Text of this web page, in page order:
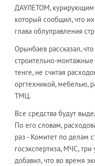
ДАУЛЕТОМ, курирующим
который сообщил, что
глава облуправления
Орынбаев рассказал,
строительно-
тенге, не считая
оргтехникой, мебелью,
ТМЦ.
Все средства будут
По его словам,
раз - Комитет по делам
госэкспертиза, МЧС,
добавил, что во время